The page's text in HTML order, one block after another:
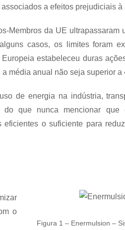
a efeitos prejudiciais à
Membros da UE ultrapassaram
casos, os limites foram
estabeleceu duras
média anual não seja superior a
de energia na indústria,
que nunca mencionar que
o suficiente para
o
Figura 1 – Enermulsion –